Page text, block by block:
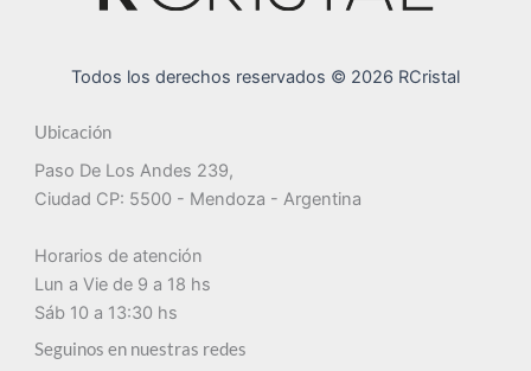
Todos los derechos reservados © 2026 RCristal
Ubicación
Paso De Los Andes 239,
Ciudad CP: 5500 - Mendoza - Argentina
Horarios de atención
Lun a Vie de 9 a 18 hs
Sáb 10 a 13:30 hs
Seguinos en nuestras redes